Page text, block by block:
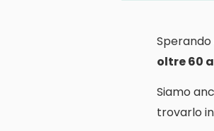
oltre 60
Siamo
trovarlo